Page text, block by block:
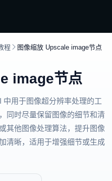
程
图像缩放 Upscale image节点
image节点
中用于图像超分辨率处理的工
同时尽量保留图像的细节和清
其他图像处理算法，提升图像
清晰，适用于增强细节或生成